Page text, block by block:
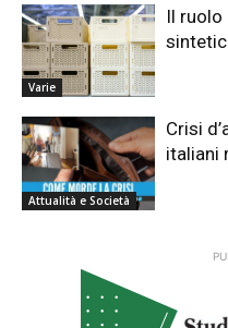
Varie
Il
Attualità e Società
Crisi
italiani